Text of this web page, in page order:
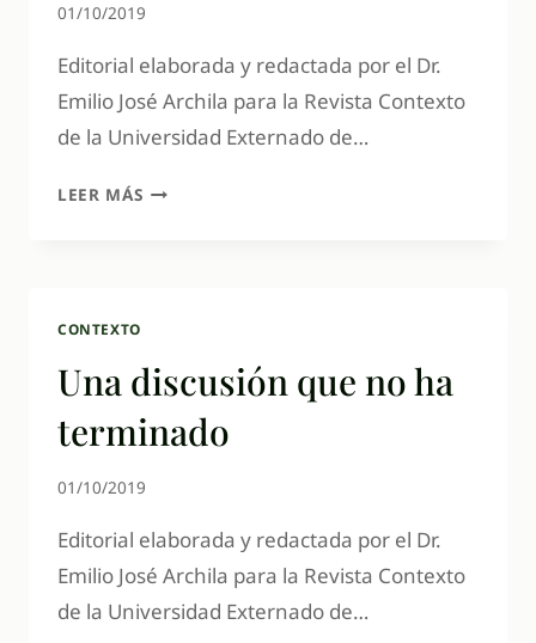
01/10/2019
Editorial elaborada y redactada por el Dr.
Emilio José Archila para la Revista Contexto
de la Universidad Externado de…
LEER MÁS
CONTEXTO
Una discusión que no ha
terminado
01/10/2019
Editorial elaborada y redactada por el Dr.
Emilio José Archila para la Revista Contexto
de la Universidad Externado de…